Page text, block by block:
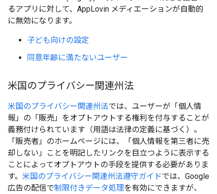
るアプリに対して、AppLovin メディエーションが自動的
に無効になります。
子ども向けの設定
同意年齢に満たないユーザー
米国のプライバシー関連州法
米国のプライバシー関連州法では、ユーザーが「個人情
報」の「販売」をオプトアウトする権利を付与することが
義務付けられています（用語は法律の定義に基づく）。
「販売者」のホームページには、「個人情報を第三者に売
却しない」ことを明記したリンクを目立つように表示する
ことによってオプトアウトの手段を提供する必要がありま
す。 米国のプライバシー関連州法遵守ガイドでは、Google
広告の配信で制限付きデータ処理を有効にできますが、